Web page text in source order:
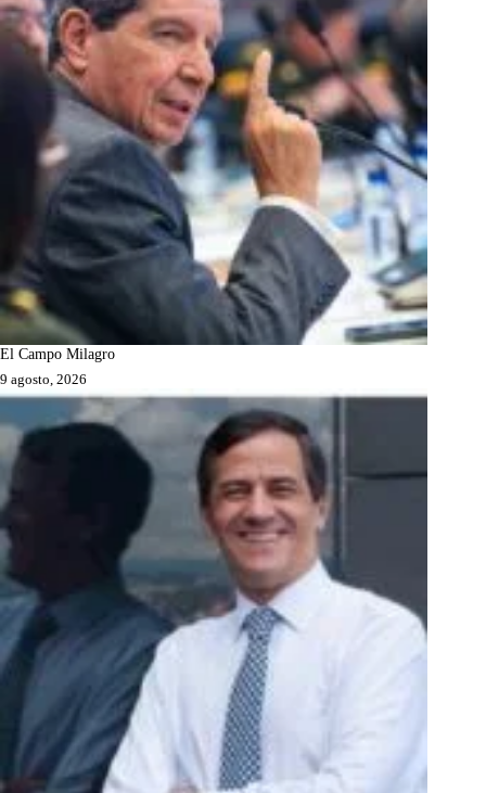
El Campo Milagro
9 agosto, 2026